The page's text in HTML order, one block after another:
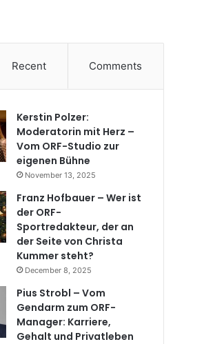
Recent Comments
Kerstin Polzer:
Moderatorin mit Herz –
Vom ORF-Studio zur
eigenen Bühne
November 13, 2025
Franz Hofbauer – Wer ist
der ORF-
Sportredakteur, der an
der Seite von Christa
Kummer steht?
December 8, 2025
Pius Strobl – Vom
Gendarm zum ORF-
Manager: Karriere,
Gehalt und Privatleben